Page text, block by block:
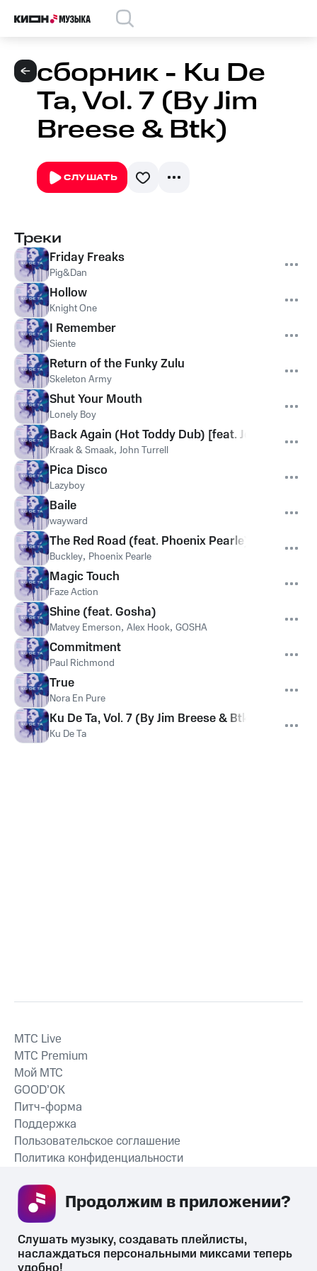
сборник - Ku De
Ta, Vol. 7 (By Jim
Breese & Btk)
СЛУШАТЬ
Треки
Friday Freaks
Pig&Dan
Hollow
Knight One
I Remember
Siente
Return of the Funky Zulu
Skeleton Army
Shut Your Mouth
Lonely Boy
Back Again (Hot Toddy Dub) [feat. John Turrell]
Kraak & Smaak, John Turrell
Pica Disco
Lazyboy
Baile
wayward
The Red Road (feat. Phoenix Pearle)
Buckley, Phoenix Pearle
Magic Touch
Faze Action
Shine (feat. Gosha)
Matvey Emerson, Alex Hook, GOSHA
Commitment
Paul Richmond
True
Nora En Pure
Ku De Ta, Vol. 7 (By Jim Breese & Btk)
Ku De Ta
СКАЧАТЬ ПРИЛОЖЕНИЕ
MTС Live
MTС Premium
Мой МТС
GOOD’OK
Питч-форма
Поддержка
Пользовательское соглашение
Политика конфиденциальности
Слушать музыку, создавать плейлисты,
наслаждаться персональными миксами теперь